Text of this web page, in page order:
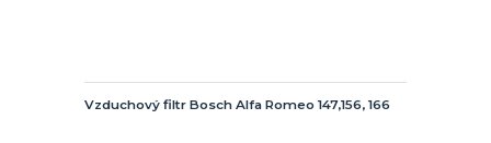
Vzduchový filtr Bosch Alfa Romeo 147,156, 166